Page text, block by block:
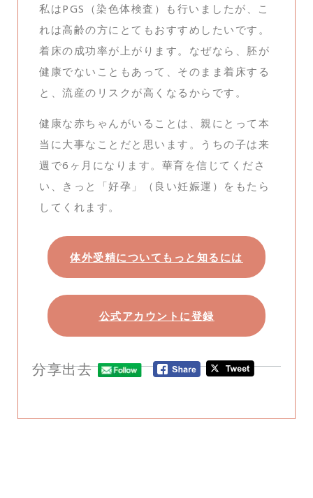
私はPGS（染色体検査）も行いましたが、こ
れは高齢の方にとてもおすすめしたいです。
着床の成功率が上がります。なぜなら、胚が
健康でないこともあって、そのまま着床する
と、流産のリスクが高くなるからです。
健康な赤ちゃんがいることは、親にとって本
当に大事なことだと思います。うちの子は来
週で6ヶ月になります。華育を信じてくださ
い、きっと「好孕」（良い妊娠運）をもたら
してくれます。
体外受精についてもっと知るには
公式アカウントに登録
分享出去